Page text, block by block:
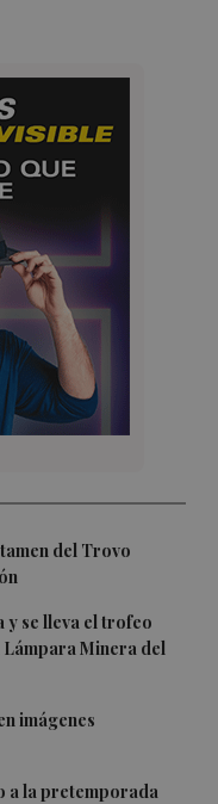
del Trovo
y se lleva el trofeo
Minera del
imágenes
a la pretemporada